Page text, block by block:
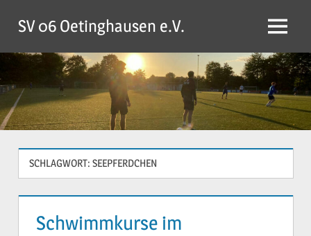
Inhalt
springen
SV 06 Oetinghausen e.V. Menü
SCHLAGWORT: SEEPFERDCHEN
Schwimmkurse im